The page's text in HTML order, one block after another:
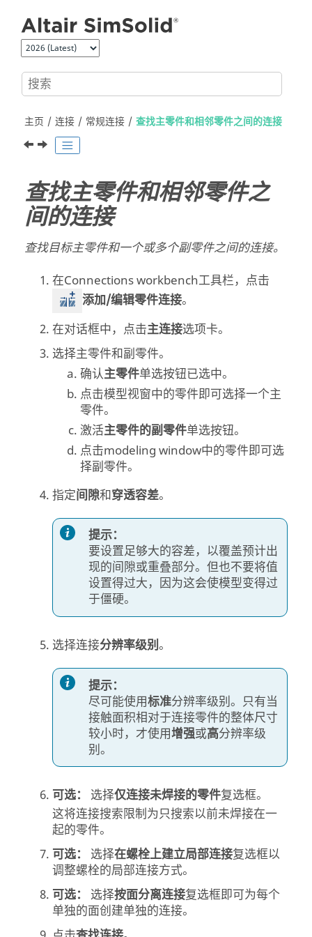
主页 连接 常规连接 查找主零件和相邻零件之间的连接
查找主零件和相邻零件之
间的连接
查找目标主零件和一个或多个副零件之间的连接。
在Connections workbench工具栏，点击
添加/编辑零件连接。
在对话框中，点击主连接选项卡。
选择主零件和副零件。
确认主零件单选按钮已选中。
点击模型视窗中的零件即可选择一个主
零件。
激活主零件的副零件单选按钮。
点击modeling window中的零件即可选
择副零件。
指定间隙和穿透容差。
提示：
要设置足够大的容差，以覆盖预计出
现的间隙或重叠部分。但也不要将值
设置得过大，因为这会使模型变得过
于僵硬。
选择连接分辨率级别。
提示：
尽可能使用标准分辨率级别。只有当
接触面积相对于连接零件的整体尺寸
较小时，才使用增强或高分辨率级
别。
可选： 选择仅连接未焊接的零件复选框。
这将连接搜索限制为只搜索以前未焊接在一
起的零件。
可选： 选择在螺栓上建立局部连接复选框以
调整螺栓的局部连接方式。
可选： 选择按面分离连接复选框即可为每个
单独的面创建单独的连接。